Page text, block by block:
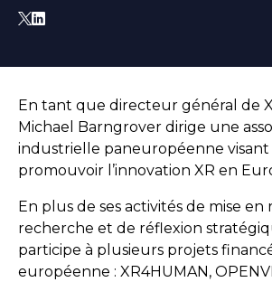
En tant que directeur général de
Michael Barngrover dirige une
industrielle paneuropéenne visant
promouvoir l’innovation XR en
En plus de ses activités de mise en
recherche et de réflexion
participe à plusieurs projets
européenne : XR4HUMAN,